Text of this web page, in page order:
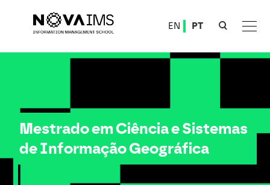
EN PT
Mestrado em Ciência e Sistemas de Informação Geográfica
Mestrado em Ciência e Sistemas
de Informação Geográfica